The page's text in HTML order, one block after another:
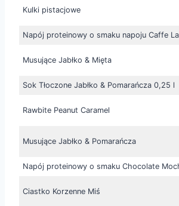
Kulki pistacjowe
Napój proteinowy o smaku napoju Caffe
Musujące Jabłko & Mięta
Sok Tłoczone Jabłko & Pomarańcza 0,25 l
Rawbite Peanut Caramel
Musujące Jabłko & Pomarańcza
Napój proteinowy o smaku Chocolate
Ciastko Korzenne Miś